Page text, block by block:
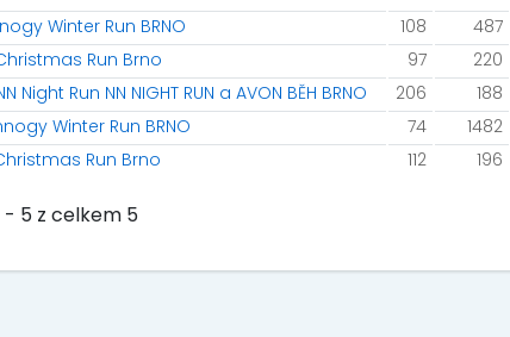
Winter Run BRNO
108 487
Run Brno
97 220
Night Run NN NIGHT RUN a AVON BĚH BRNO
206 188
Winter Run BRNO
74 1482
Run Brno
112 196
- 5 z celkem 5